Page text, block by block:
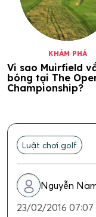
KHÁM PHÁ
Vi sao Muirfield
bóng tại The
Championship?
Luật chơi golf
Nguyễn
23/02/2016 07:07